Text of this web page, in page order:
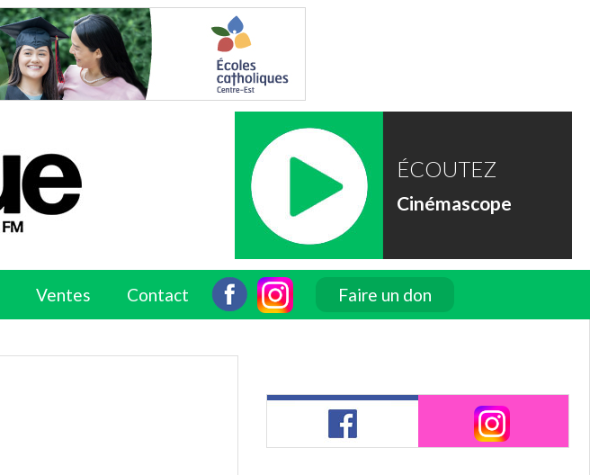
ÉCOUTEZ
Cinémascope
Ventes Contact Faire un don